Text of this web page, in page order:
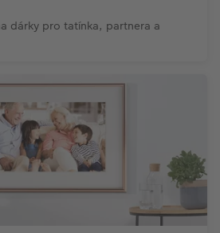
dárky pro tatínka, partnera a